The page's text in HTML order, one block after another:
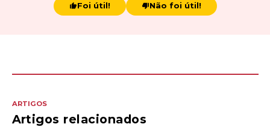
Foi útil! Não foi útil!
ARTIGOS
Artigos relacionados